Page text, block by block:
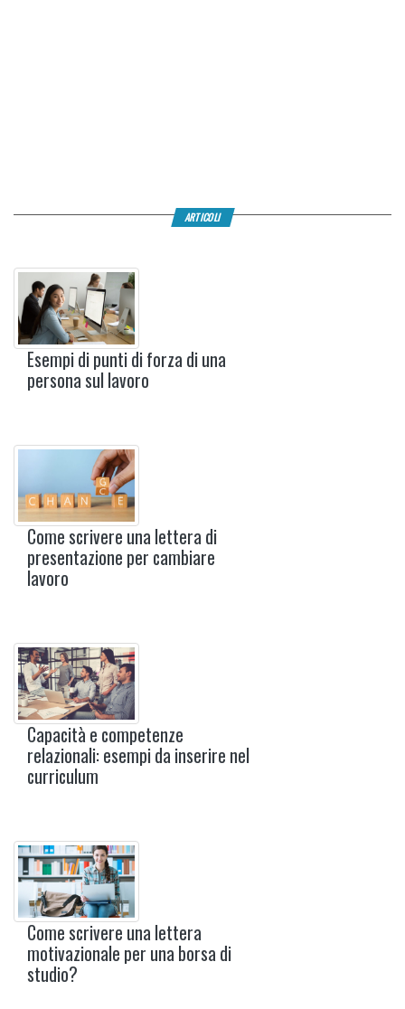
ARTICOLI
Esempi di punti di forza di una
persona sul lavoro
Come scrivere una lettera di
presentazione per cambiare
lavoro
Capacità e competenze
relazionali: esempi da inserire nel
curriculum
Come scrivere una lettera
motivazionale per una borsa di
studio?